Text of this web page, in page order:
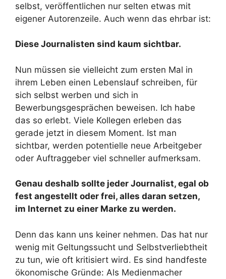
selbst, veröffentlichen nur selten etwas mit
eigener Autorenzeile. Auch wenn das ehrbar ist:
Diese Journalisten sind kaum sichtbar.
Nun müssen sie vielleicht zum ersten Mal in
ihrem Leben einen Lebenslauf schreiben, für
sich selbst werben und sich in
Bewerbungsgesprächen beweisen. Ich habe
das so erlebt. Viele Kollegen erleben das
gerade jetzt in diesem Moment. Ist man
sichtbar, werden potentielle neue Arbeitgeber
oder Auftraggeber viel schneller aufmerksam.
Genau deshalb sollte jeder Journalist, egal ob
fest angestellt oder frei, alles daran setzen,
im Internet zu einer Marke zu werden.
Denn das kann uns keiner nehmen. Das hat nur
wenig mit Geltungssucht und Selbstverliebtheit
zu tun, wie oft kritisiert wird. Es sind handfeste
ökonomische Gründe: Als Medienmacher